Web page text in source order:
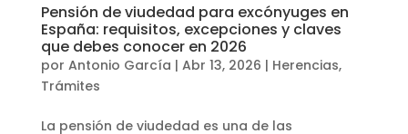
Pensión de viudedad para excónyuges en
España: requisitos, excepciones y claves
que debes conocer en 2026
por Antonio García | Abr 13, 2026 | Herencias,
Trámites
La pensión de viudedad es una de las